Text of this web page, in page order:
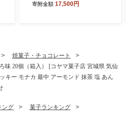
規格外 不揃い さけ サケ 鮭切
寄附金額 17,500円
焼菓子・チョコレート
味 20個（箱入） [コヤマ菓子店 宮城県 気仙
キー モナカ 最中 アーモンド 抹茶 塩 あん
ング
菓子ランキング